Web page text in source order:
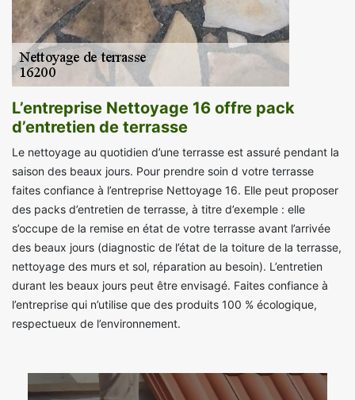
L’entreprise Nettoyage 16 offre pack
d’entretien de terrasse
Le nettoyage au quotidien d’une terrasse est assuré pendant la
saison des beaux jours. Pour prendre soin d votre terrasse
faites confiance à l’entreprise Nettoyage 16. Elle peut proposer
des packs d’entretien de terrasse, à titre d’exemple : elle
s’occupe de la remise en état de votre terrasse avant l’arrivée
des beaux jours (diagnostic de l’état de la toiture de la terrasse,
nettoyage des murs et sol, réparation au besoin). L’entretien
durant les beaux jours peut être envisagé. Faites confiance à
l’entreprise qui n’utilise que des produits 100 % écologique,
respectueux de l’environnement.